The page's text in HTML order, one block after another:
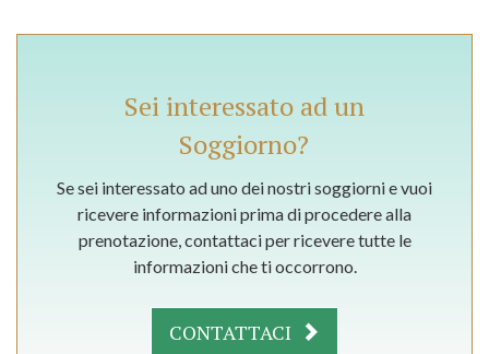
Sei interessato ad un
Soggiorno?
Se sei interessato ad uno dei nostri soggiorni e vuoi
ricevere informazioni prima di procedere alla
prenotazione, contattaci per ricevere tutte le
informazioni che ti occorrono.
CONTATTACI